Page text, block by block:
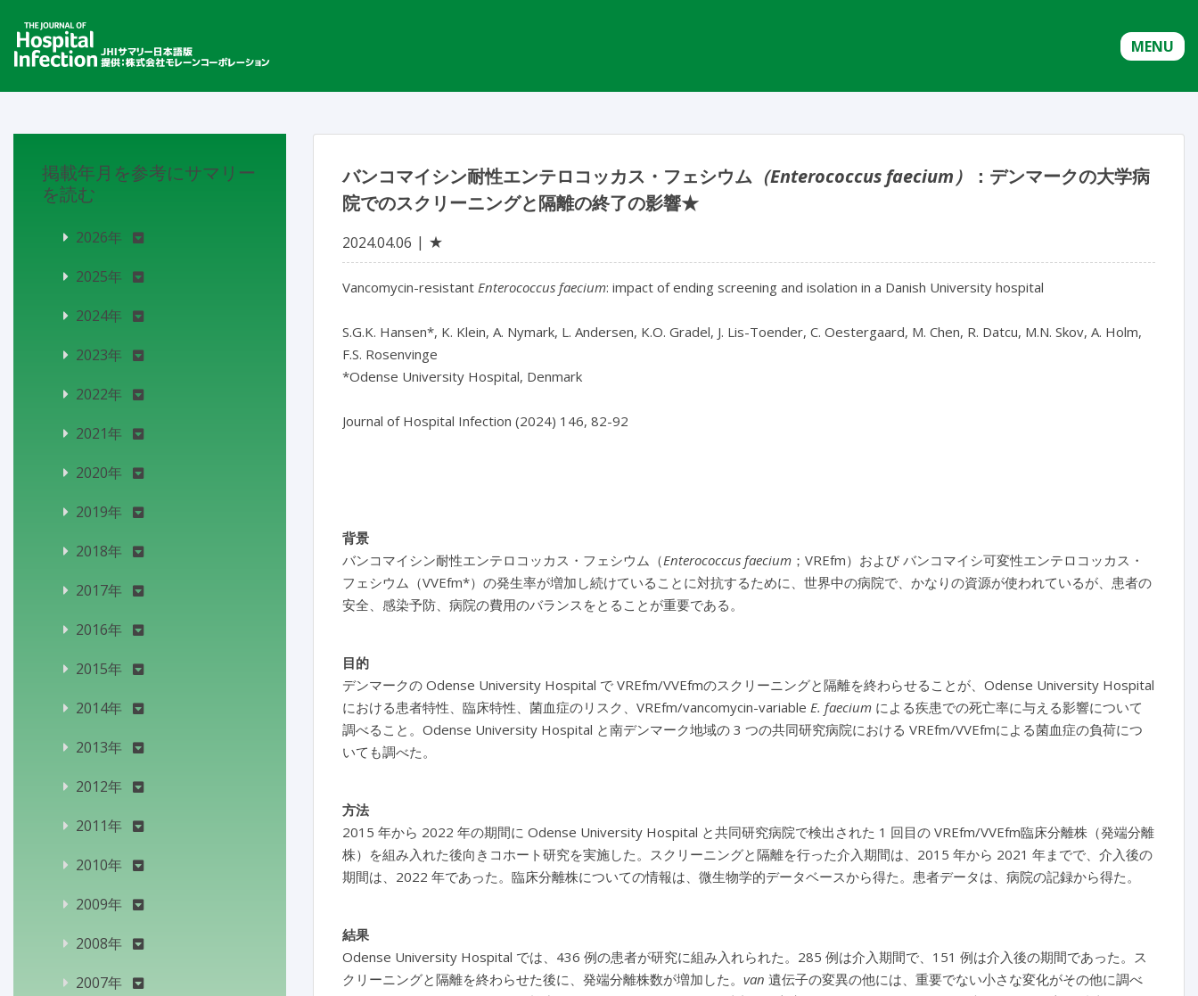
MENU
バンコマイシン耐性エンテロコッカス・フェシウム （Enterococcus faecium）
：デンマークの大学病
院でのスクリーニングと隔離の終了の影響★
2024.04.06 ★
Vancomycin-resistant Enterococcus faecium: impact of ending screening and isolation in a Danish University hospital
S.G.K. Hansen*, K. Klein, A. Nymark, L. Andersen, K.O. Gradel, J. Lis-Toender, C. Oestergaard, M. Chen, R. Datcu, M.N. Skov, A. Holm,
F.S. Rosenvinge
*Odense University Hospital, Denmark
Journal of Hospital Infection (2024) 146, 82-92
背景
バンコマイシン耐性エンテロコッカス・フェシウム（Enterococcus faecium ；VREfm）および バンコマイシ可変性エンテロコッカス・
フェシウム（VVEfm*）の発生率が増加し続けていることに対抗するために、世界中の病院で、かなりの資源が使われているが、患者の
安全、感染予防、病院の費用のバランスをとることが重要である。
目的
デンマークの Odense University Hospital で VREfm/VVEfmのスクリーニングと隔離を終わらせることが、Odense University Hospital
における患者特性、臨床特性、菌血症のリスク、VREfm/vancomycin-variable E. faecium による疾患での死亡率に与える影響について
調べること。Odense University Hospital と南デンマーク地域の 3 つの共同研究病院における VREfm/VVEfmによる菌血症の負荷につ
いても調べた。
方法
2015 年から 2022 年の期間に Odense University Hospital と共同研究病院で検出された 1 回目の VREfm/VVEfm臨床分離株（発端分離
株）を組み入れた後向きコホート研究を実施した。スクリーニングと隔離を行った介入期間は、2015 年から 2021 年までで、介入後の
期間は、2022 年であった。臨床分離株についての情報は、微生物学的データベースから得た。患者データは、病院の記録から得た。
結果
Odense University Hospital では、436 例の患者が研究に組み入れられた。285 例は介入期間で、151 例は介入後の期間であった。ス
クリーニングと隔離を終わらせた後に、発端分離株数が増加した。 van 遺伝子の変異の他には、重要でない小さな変化がその他に調べ
掲載年月を参考にサマリー
を読む
2026年
2025年
2024年
2023年
2022年
2021年
2020年
2019年
2018年
2017年
2016年
2015年
2014年
2013年
2012年
2011年
2010年
2009年
2008年
2007年